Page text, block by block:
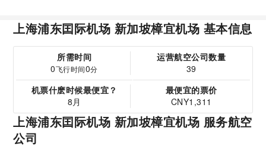
上海浦东囯际机场 新加坡樟宜机场 基本信息
所需时间
0飞行时间0分
运营航空公司数量
39
机票什麽时候最便宜？
8月
最便宜的票价
CNY1,311
上海浦东囯际机场 新加坡樟宜机场 服务航空
公司